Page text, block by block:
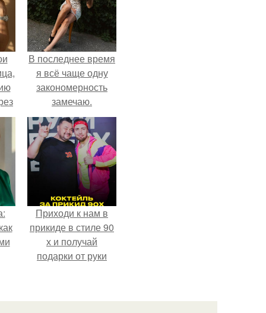
В последнее время
я всё чаще одну
закономерность
замечаю.
Приходи к нам в
прикиде в стиле 90
х и получай
подарки от руки